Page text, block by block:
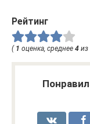
Рейтинг
( 1 оценка, среднее 4 из